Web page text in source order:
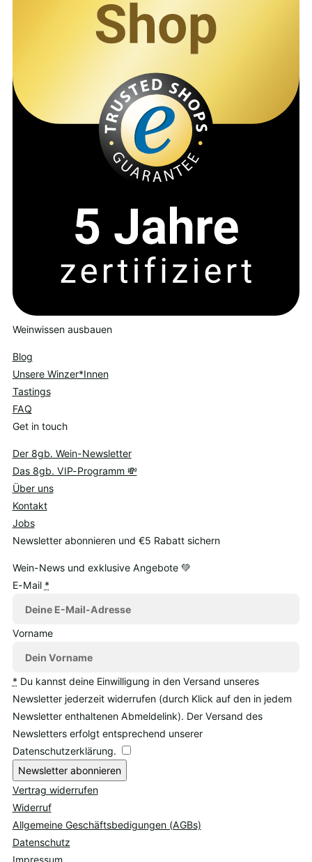
Weinwissen ausbauen
Blog
Unsere Winzer*Innen
Tastings
FAQ
Get in touch
Der 8gb. Wein-Newsletter
Das 8gb. VIP-Programm 💸
Über uns
Kontakt
Jobs
Newsletter abonnieren und €5 Rabatt sichern
Wein-News und exklusive Angebote 💚
E-Mail *
Vorname
* Du kannst deine Einwilligung in den Versand unseres
Newsletter jederzeit widerrufen (durch Klick auf den in jedem
Newsletter enthaltenen Abmeldelink). Der Versand des
Newsletters erfolgt entsprechend unserer
Datenschutzerklärung.
Newsletter abonnieren
Vertrag widerrufen
Widerruf
Allgemeine Geschäftsbedigungen (AGBs)
Datenschutz
Impressum